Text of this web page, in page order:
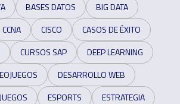
BASES DATOS
BIG DATA
CCNA CISCO
CASOS DE ÉXITO
CURSOS SAP
DEEP LEARNING
DESARROLLO WEB
ESPORTS
ESTRATEGIA